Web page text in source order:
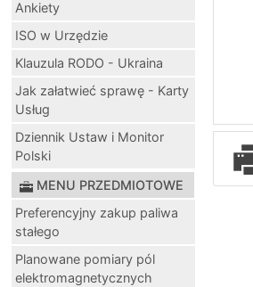
Ankiety
ISO w Urzędzie
Klauzula RODO - Ukraina
Jak załatwieć sprawę - Karty
Usług
Dziennik Ustaw i Monitor
Polski
MENU PRZEDMIOTOWE
Preferencyjny zakup paliwa
stałego
Planowane pomiary pól
elektromagnetycznych